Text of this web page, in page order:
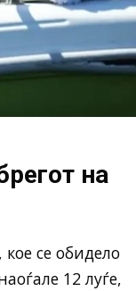
на
се обидело
12 луѓе,